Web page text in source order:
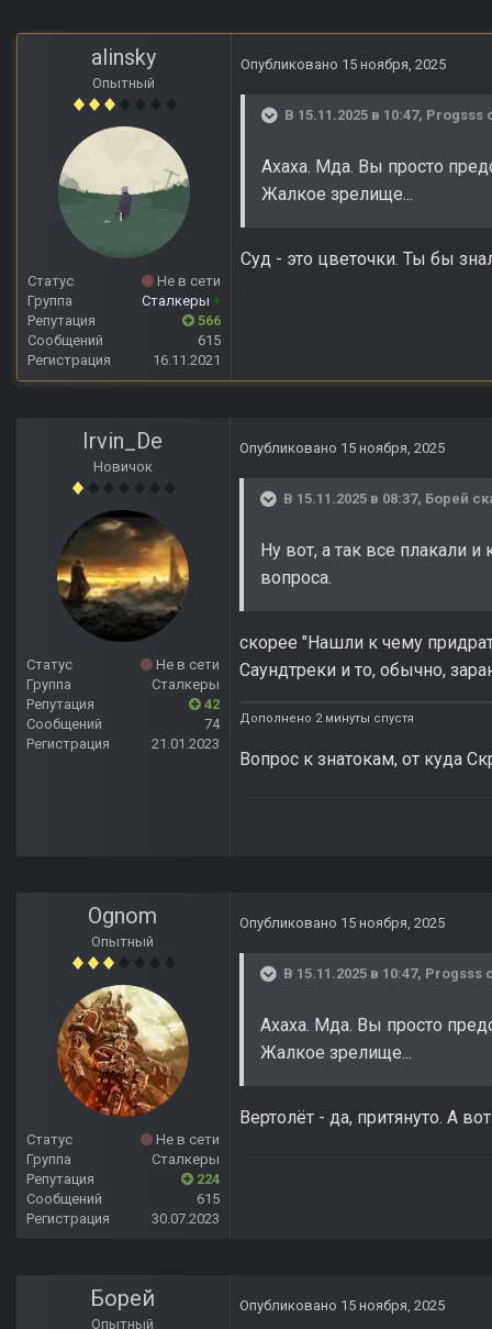
alinsky
Опытный
Статус
Не в сети
Группа
Сталкеры +
Репутация
566
Сообщений
615
Регистрация
16.11.2021
Опубликовано 15 ноября, 2025
В 15.11.2025 в 10:47, Progsss
Ахаха. Мда. Вы просто
Жалкое зрелище...
Суд - это цветочки. Ты бы
Irvin_De
Новичок
Статус
Не в сети
Группа
Сталкеры
Репутация
42
Сообщений
74
Регистрация
21.01.2023
Опубликовано 15 ноября, 2025
В 15.11.2025 в 08:37, Борей
Ну вот, а так все плакали
вопроса.
скорее "Нашли к чему
Саундтреки и то, обычно,
Дополнено 2 минуты спустя
Вопрос к знатокам, от куда
Ognom
Опытный
Статус
Не в сети
Группа
Сталкеры
Репутация
224
Сообщений
615
Регистрация
30.07.2023
Опубликовано 15 ноября, 2025
В 15.11.2025 в 10:47, Progsss
Ахаха. Мда. Вы просто
Жалкое зрелище...
Вертолёт - да, притянуто. А
Борей
Опытный
Опубликовано 15 ноября, 2025